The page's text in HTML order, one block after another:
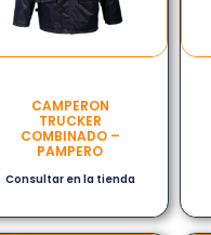
CAMPERON
TRUCKER
COMBINADO –
PAMPERO
Consultar en la tienda